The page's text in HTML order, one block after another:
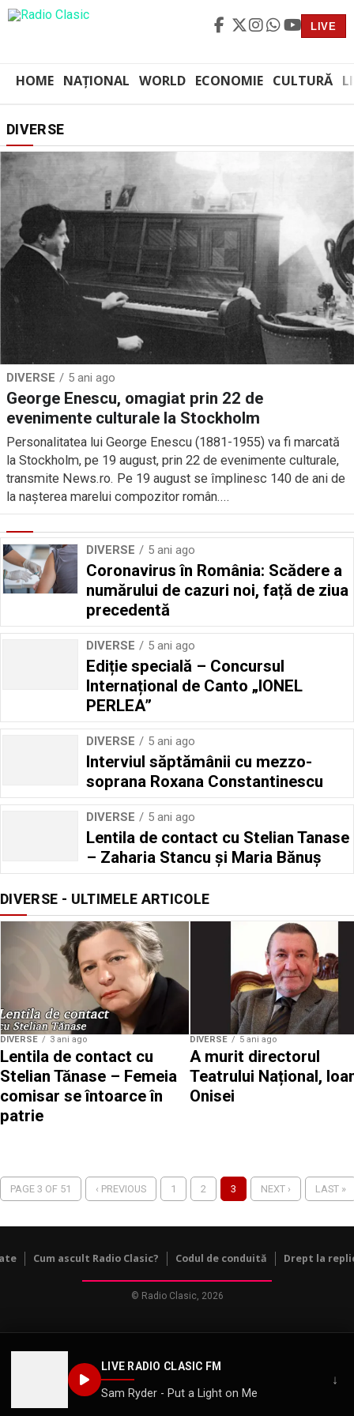
LIVE
HOME NAȚIONAL WORLD ECONOMIE CULTURĂ
LIVE RADIO CLASIC FM
Sam Ryder - Put a Light on Me
↓
DIVERSE
DIVERSE 5 ani ago
George Enescu, omagiat prin 22 de
evenimente culturale la Stockholm
Personalitatea lui George Enescu (1881-1955) va fi marcată
la Stockholm, pe 19 august, prin 22 de evenimente culturale,
transmite News.ro. Pe 19 august se împlinesc 140 de ani de
la naşterea marelui compozitor român....
DIVERSE 5 ani ago
Coronavirus în România: Scădere a
numărului de cazuri noi, față de ziua
precedentă
DIVERSE 5 ani ago
Ediție specială – Concursul
Internațional de Canto „IONEL
PERLEA”
DIVERSE 5 ani ago
Interviul săptămânii cu mezzo-
soprana Roxana Constantinescu
DIVERSE 5 ani ago
Lentila de contact cu Stelian Tanase
– Zaharia Stancu și Maria Bănuș
DIVERSE - ULTIMELE ARTICOLE
DIVERSE 3 ani ago
Lentila de contact cu
Stelian Tănase – Femeia
comisar se întoarce în
patrie
DIVERSE 5 ani ago
A murit directorul
Teatrului Național,
Onisei
PAGE 3 OF 51 ‹ PREVIOUS 1 2 3 NEXT › LAST »
Cum ascult Radio Clasic? Codul de conduită Drept la
© Radio Clasic, 2026